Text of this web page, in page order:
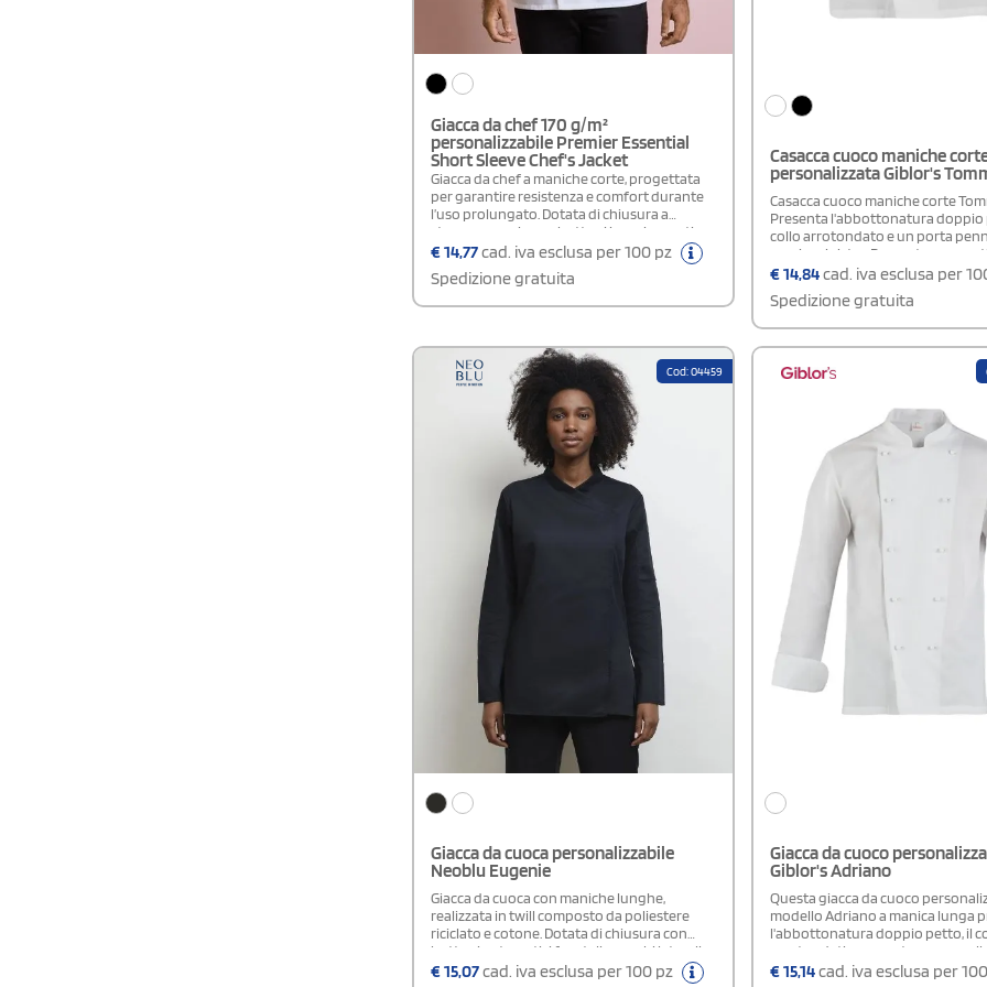
Giacca da chef 170 g/m²
personalizzabile Premier Essential
Short Sleeve Chef's Jacket
Giacca da chef a maniche corte, progettata
per garantire resistenza e comfort durante
l’uso prolungato. Dotata di chiusura a
strappo con cinque bottoni in resina, noti
per la loro durabilità. Presenta un pratico
taschino doppio per penne e un colletto alla
coreana che dona un tocco professionale e
moderno.
€14,77cad. iva esclusa per 100 pz
Spedizione gratuita
Casacca cuoco maniche
personalizzata Giblor's
Casacca cuoco maniche corte
Presenta l'abbottonatura doppio
collo arrotondato e un porta
manica sinistra. Presenta una
Fit e si caratterizza per i bottoni
predominano sulla pettorina
giacca è realizzata in tessuto 100%
nella variante bianca, e nel 65%
manica lunga nella giacca Adriano.
€14,84cad. iva esclusa per
Spedizione gratuita
Cod: 04459
Giacca da cuoca personalizzabile
Neoblu Eugenie
Giacca da cuoca con maniche lunghe,
realizzata in twill composto da poliestere
riciclato e cotone. Dotata di chiusura con
bottoni automatici frontali, spacchi laterali
per una maggiore libertà di movimento,
€15,07cad. iva esclusa per 100 pz
Giacca da cuoco
Giblor's Adriano
Questa giacca da cuoco
modello Adriano a manica lunga
l'abbottonatura doppio petto, il
arrotondati e un porta penne sulla
sinistra. Ha una vestibilità Slim Fit
€15,14cad. iva esclusa per